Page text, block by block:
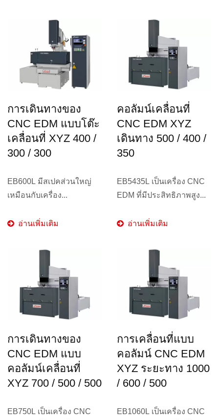
การเดินทางของ
CNC EDM แบบโต๊ะ
เคลื่อนที่ XYZ 400 /
300 / 300
EB600L มีสเปคส่วนใหญ่
เหมือนกับเครื่อง...
อ่านเพิ่มเติม
คอลัมน์เคลื่อนที่
CNC EDM XYZ
เดินทาง 500 / 400 /
350
EB5435L เป็นเครื่อง CNC
EDM ที่มีประสิทธิภาพสูง...
อ่านเพิ่มเติม
การเดินทางของ
CNC EDM แบบ
คอลัมน์เคลื่อนที่
XYZ 700 / 500 / 500
EB750L เป็นเครื่อง CNC
การเคลื่อนที่แบบ
คอลัมน์ CNC EDM
XYZ ระยะทาง 1000
/ 600 / 500
EB1060L เป็นเครื่อง CNC